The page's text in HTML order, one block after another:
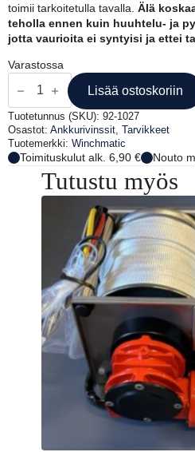
toimii tarkoitetulla tavalla. Älä
teholla ennen kuin huuhtelu- ja
jotta vaurioita ei syntyisi ja ettei
Varastossa
WINCHMATIC
HUUHTELU-
JA
PYSÄYTYSPRIKKASARJA
määrä
Lisää ostoskoriin
Tuotetunnus (SKU): 92-1027
Osastot: Ankkurivinssit Tarvikkeet
Tuotemerkki: Winchmatic
Toimituskulut alk. 6,90 € Nouto
Tutustu myös